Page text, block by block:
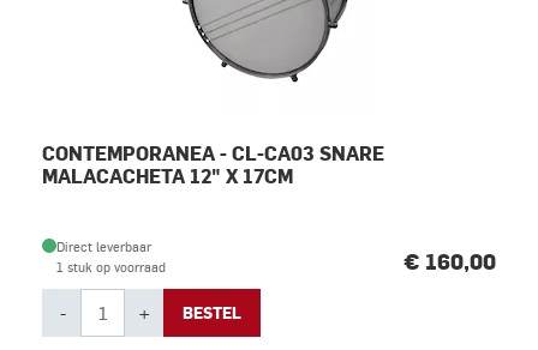
CONTEMPORANEA - CL-CA03 SNARE
MALACACHETA 12" X 17CM
Direct leverbaar
1 stuk op voorraad
€ 160,00
- + BESTEL